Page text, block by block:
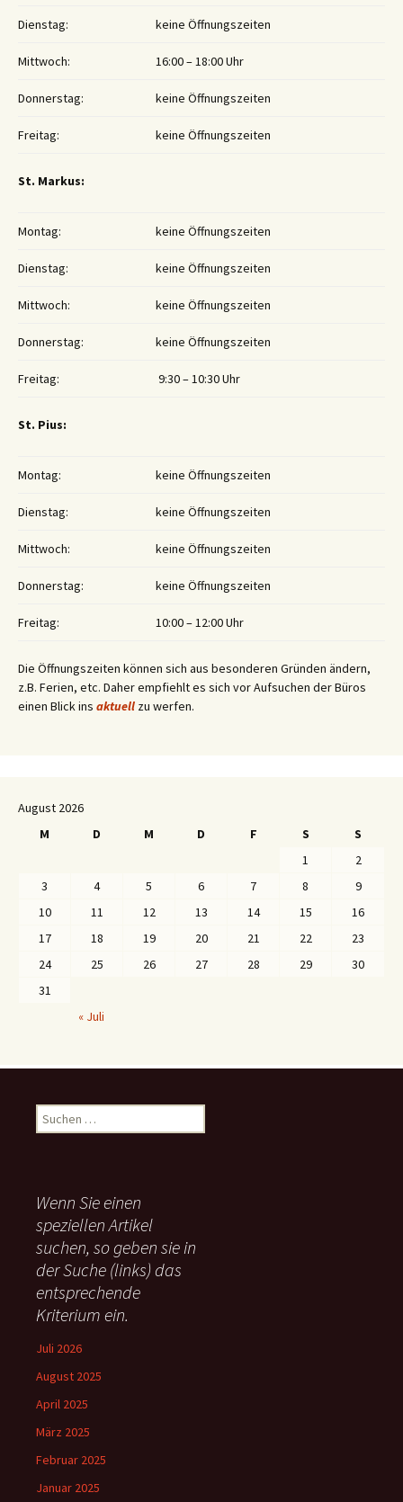
Dienstag: keine Öffnungszeiten
Mittwoch: 16:00 – 18:00 Uhr
Donnerstag: keine Öffnungszeiten
Freitag: keine Öffnungszeiten
St. Markus:
Montag: keine Öffnungszeiten
Dienstag: keine Öffnungszeiten
Mittwoch: keine Öffnungszeiten
Donnerstag: keine Öffnungszeiten
Freitag: 9:30 – 10:30 Uhr
St. Pius:
Montag: keine Öffnungszeiten
Dienstag: keine Öffnungszeiten
Mittwoch: keine Öffnungszeiten
Donnerstag: keine Öffnungszeiten
Freitag: 10:00 – 12:00 Uhr
Die Öffnungszeiten können sich aus besonderen Gründen ändern,
z.B. Ferien, etc. Daher empfiehlt es sich vor Aufsuchen der Büros
einen Blick ins aktuell zu werfen.
August 2026
M
D M D F S
S
1
2
3
4 5 6 7 8
9
10
11 12 13 14 15
16
17
18 19 20 21 22
23
24
25 26 27 28 29
30
31
« Juli
u
n
n
a
c
:
Wenn Sie einen
speziellen Artikel
suchen, so geben sie in
der Suche (links) das
entsprechende
Kriterium ein.
Juli 2026
August 2025
April 2025
März 2025
Februar 2025
Januar 2025